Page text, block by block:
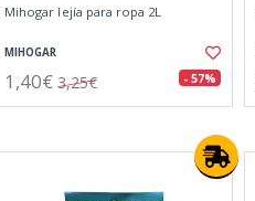
Mihogar lejía para ropa 2L
MIHOGAR
1,40€ 3,25€ - 57%